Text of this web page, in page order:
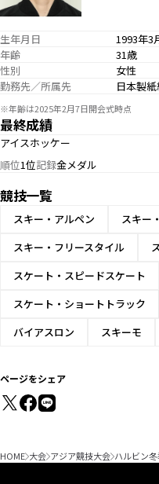
生年月日
1993年3
年齢
31歳
性別
女性
勤務先／所属先
日本製
※年齢は2025年2月7日開会式時点
最終成績
アイスホッケー
順位1位記録金メダル
競技一覧
スキー・アルペン
スキー
スキー・フリースタイル
スケート・スピードスケート
スケート・ショートトラック
バイアスロン
スキーモ
ページをシェア
HOME 大会 アジア競技大会 ハルビン